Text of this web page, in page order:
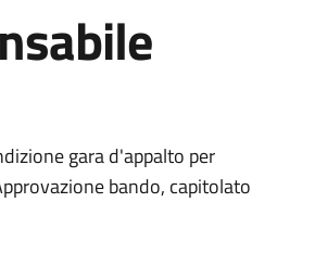
gara d'appalto per
bando, capitolato